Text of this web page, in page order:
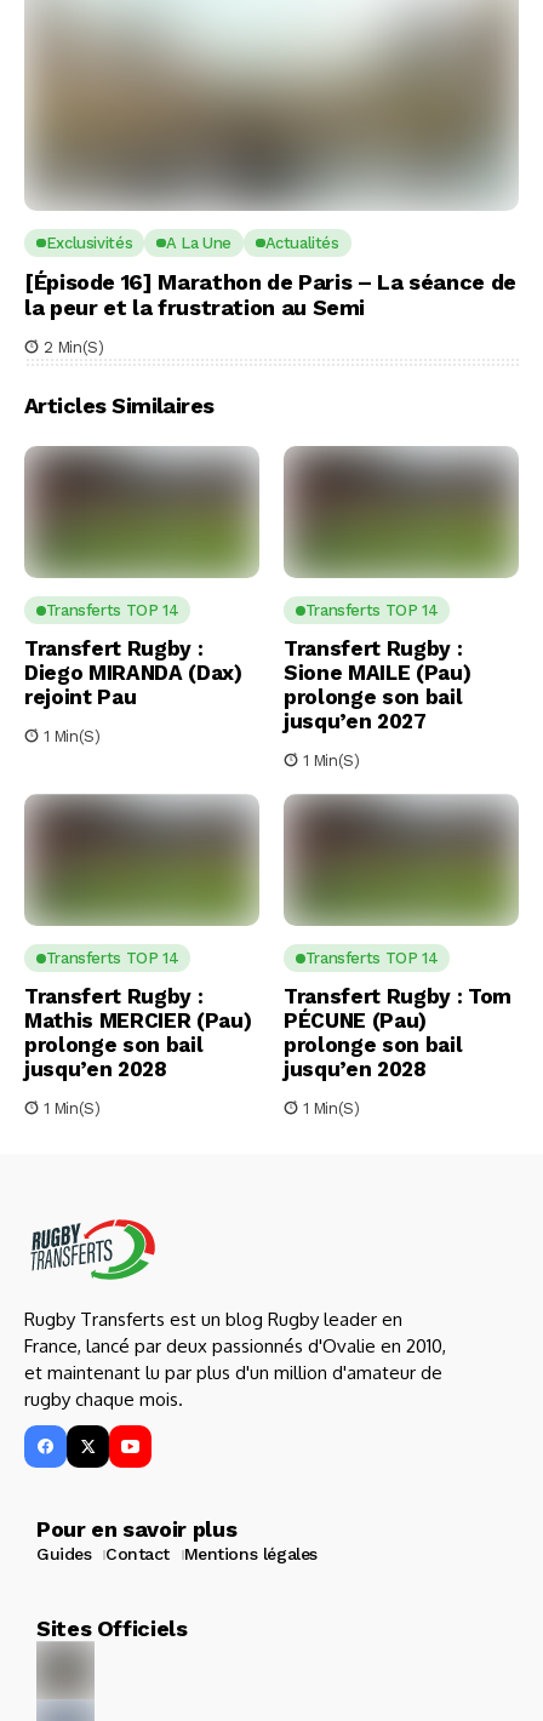
Exclusivités A La Une Actualités
[Épisode 16] Marathon de Paris – La séance de
la peur et la frustration au Semi
2 Min(s)
Articles Similaires
Transferts TOP 14
Transfert Rugby :
Diego MIRANDA (Dax)
rejoint Pau
1 Min(s)
Transferts TOP 14
Transfert Rugby :
Sione MAILE (Pau)
prolonge son bail
jusqu’en 2027
1 Min(s)
Transferts TOP 14
Transfert Rugby :
Mathis MERCIER (Pau)
prolonge son bail
jusqu’en 2028
1 Min(s)
Transferts TOP 14
Transfert Rugby : Tom
PÉCUNE (Pau)
prolonge son bail
jusqu’en 2028
1 Min(s)
Rugby Transferts est un blog Rugby leader en
France, lancé par deux passionnés d'Ovalie en 2010,
et maintenant lu par plus d'un million d'amateur de
rugby chaque mois.
Pour en savoir plus
Guides Contact Mentions légales
Sites Officiels